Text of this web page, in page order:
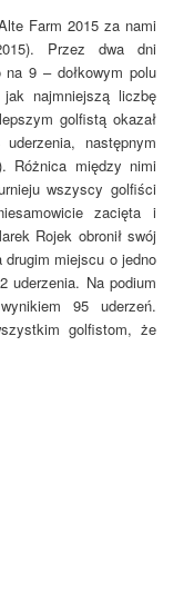
Farm 2015 za nami
Przez dwa dni
9 – dołkowym polu
najmniejszą liczbę
golfistą okazał
następnym
Różnica między nimi
wszyscy golfiści
zacięta i
Rojek obronił swój
drugim miejscu o jedno
uderzenia. Na podium
95 uderzeń.
golfistom, że